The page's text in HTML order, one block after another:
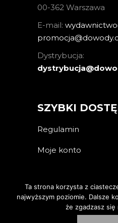
00-362 Warszawa
E-mail:
Dystrybucja:
SZYBKI
Regulamin
Moje konto
Ta strona korzysta z
najwyższym poziomie. Dalsze
że zgadzasz się